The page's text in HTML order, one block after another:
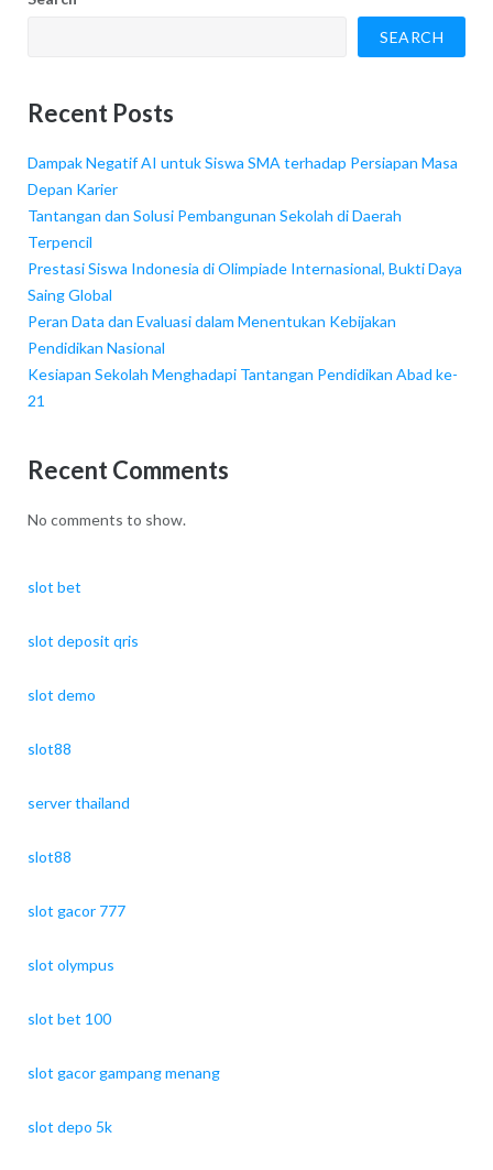
SEARCH
Recent Posts
Dampak Negatif AI untuk Siswa SMA terhadap Persiapan Masa
Depan Karier
Tantangan dan Solusi Pembangunan Sekolah di Daerah
Terpencil
Prestasi Siswa Indonesia di Olimpiade Internasional, Bukti Daya
Saing Global
Peran Data dan Evaluasi dalam Menentukan Kebijakan
Pendidikan Nasional
Kesiapan Sekolah Menghadapi Tantangan Pendidikan Abad ke-
21
Recent Comments
No comments to show.
slot bet
slot deposit qris
slot demo
slot88
server thailand
slot88
slot gacor 777
slot olympus
slot bet 100
slot gacor gampang menang
slot depo 5k